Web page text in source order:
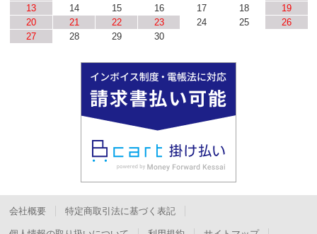
13
14 15 16 17 18
19
20
21 22 23 24 25
26
27
28 29 30
会社概要 特定商取引法に基づく表記